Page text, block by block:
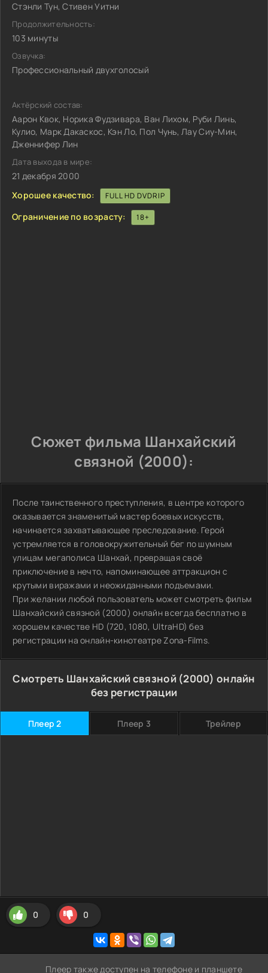
Стэнли Тун, Стивен Уитни
Продолжительность:
103 минуты
Озвучка:
Профессиональный двухголосый
Актёрский состав:
Аарон Квок, Норика Фудзивара, Ван Лихом, Руби Линь,
Кулио, Марк Дакаскос, Кэн Ло, Пол Чунь, Лау Сиу-Мин,
Дженнифер Лин
Дата выхода в мире:
21 декабря 2000
Хорошее качество:
FULL HD DVDRIP
Ограничение по возрасту: 18+
Сюжет фильма Шанхайский
связной (2000):
После таинственного преступления, в центре которого
оказывается знаменитый мастер боевых искусств,
начинается захватывающее преследование. Герой
устремляется в головокружительный бег по шумным
улицам мегаполиса Шанхай, превращая своё
приключение в нечто, напоминающее аттракцион с
крутыми виражами и неожиданными подъемами.
При желании любой пользователь может смотреть фильм
Шанхайский связной (2000) онлайн всегда бесплатно в
хорошем качестве HD (720, 1080, UltraHD) без
регистрации на онлайн-кинотеатре Zona-Films.
Смотреть Шанхайский связной (2000) онлайн
без регистрации
Плеер 2 Плеер 3 Трейлер
0 0
Плеер также доступен на телефоне и планшете